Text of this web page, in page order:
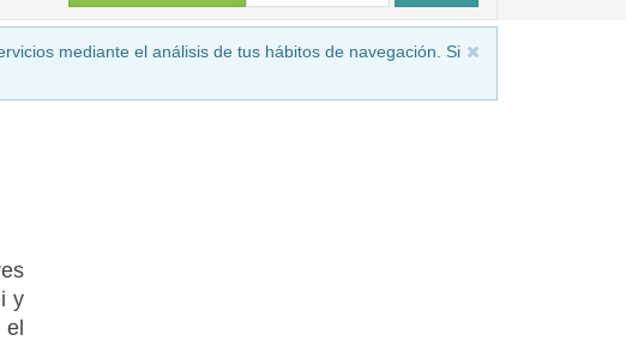
mediante el análisis de tus hábitos de navegación. Si
y